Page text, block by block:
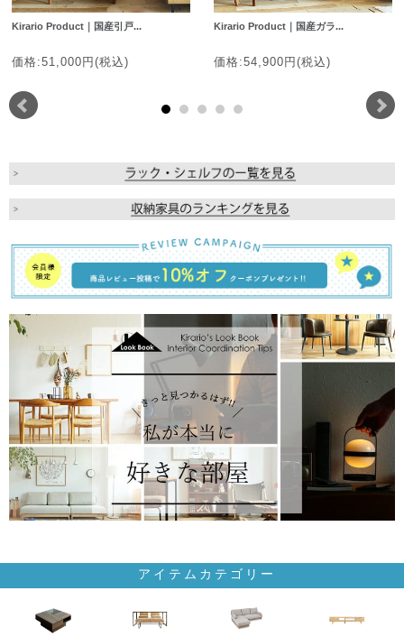
Kirario Product｜国産引戸...
価格:51,000円(税込)
Kirario Product｜国産ガラ...
価格:54,900円(税込)
アイテムカテゴリー